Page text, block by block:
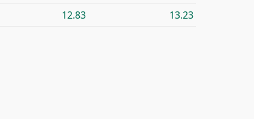
12.83 13.23